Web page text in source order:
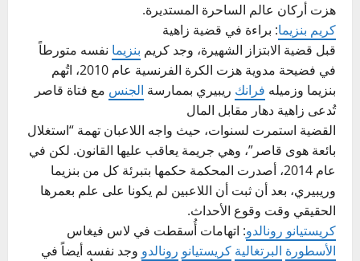
هزت أركان عالم الساحرة المستديرة.
كريم بنزيما: براءة في قضية زاهية
قبل قضية الابتزاز الشهيرة، وجد كريم بنزيما نفسه متورطاً
في فضيحة مدوية هزت الكرة الفرنسية عام 2010، اتُهم
بنزيما وزميله فرانك ريبيري بممارسة الجنس مع فتاة قاصر
تُدعى زاهية دهار مقابل المال
القضية استمرت لسنوات، حيث واجه اللاعبان تهمة “استغلال
بائعة هوى قاصر”، وهي جريمة يعاقب عليها القانون. لكن في
عام 2014، أصدرت المحكمة حكمها بتبرئة كل من بنزيما
وريبيري، بعد أن ثبت أن اللاعبين لم يكونا على علم بعمرها
الحقيقي وقت وقوع الأحداث.
كريستيانو رونالدو: اتهامات أُسقطت في لاس فيغاس
الأسطورة البرتغالية كريستيانو رونالدو وجد نفسه أيضاً في